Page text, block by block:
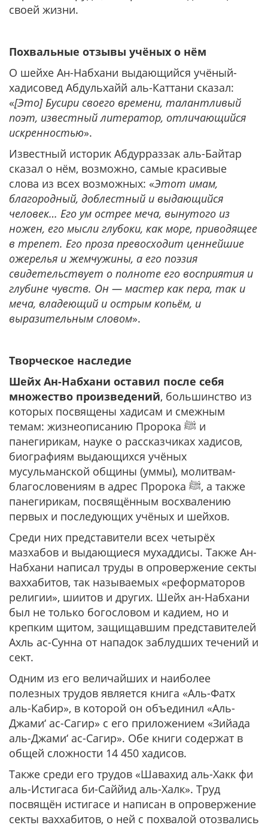
своей жизни.
Похвальные отзывы учёных о нём
О шейхе Ан-Набхани выдающийся учёный-
хадисовед Абдульхайй аль-Каттани сказал:
«[Это] Буcири своего времени, талантливый
поэт, известный литератор, отличающийся
искренностью».
Известный историк Абдурраззак аль-Байтар
сказал о нём, возможно, самые красивые
слова из всех возможных: «Этот имам,
благородный, доблестный и выдающийся
человек… Его ум острее меча, вынутого из
ножен, его мысли глубоки, как море, приводящее
в трепет. Его проза превосходит ценнейшие
ожерелья и жемчужины, а его поэзия
свидетельствует о полноте его восприятия и
глубине чувств. Он — мастер как пера, так и
меча, владеющий и острым копьём, и
выразительным словом».
Творческое наследие
Шейх Ан-Набхани оставил после себя
множество произведений, большинство из
которых посвящены хадисам и смежным
темам: жизнеописанию Пророка ﷺ и
панегирикам, науке о рассказчиках хадисов,
биографиям выдающихся учёных
мусульманской общины (уммы), молитвам-
благословениям в адрес Пророка ﷺ, а также
панегирикам, посвящённым восхвалению
первых и последующих учёных и шейхов.
Среди них представители всех четырёх
мазхабов и выдающиеся мухаддисы. Также Ан-
Набхани написал труды в опровержение секты
ваххабитов, так называемых «реформаторов
религии», шиитов и других. Шейх ан-Набхани
был не только богословом и кадием, но и
крепким щитом, защищавшим представителей
Ахль ас-Сунна от нападок заблудших течений и
сект.
Одним из его величайших и наиболее
полезных трудов является книга «Аль-Фатх
аль-Кабир», в которой он объединил «Аль-
Джами‘ ас-Сагир» с его приложением «Зийада
аль-Джами‘ ас-Сагир». Обе книги содержат в
общей сложности 14 450 хадисов.
Также среди его трудов «Шавахид аль-Хакк фи
аль-Истигаса би-Саййид аль-Халк». Труд
посвящён истигасе и написан в опровержение
секты ваххабитов, о ней с похвалой отозвались